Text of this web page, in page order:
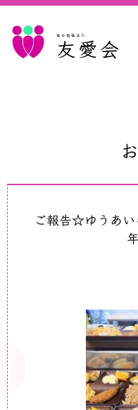
社会福祉法人
友愛会
ご報告☆ゆうあ